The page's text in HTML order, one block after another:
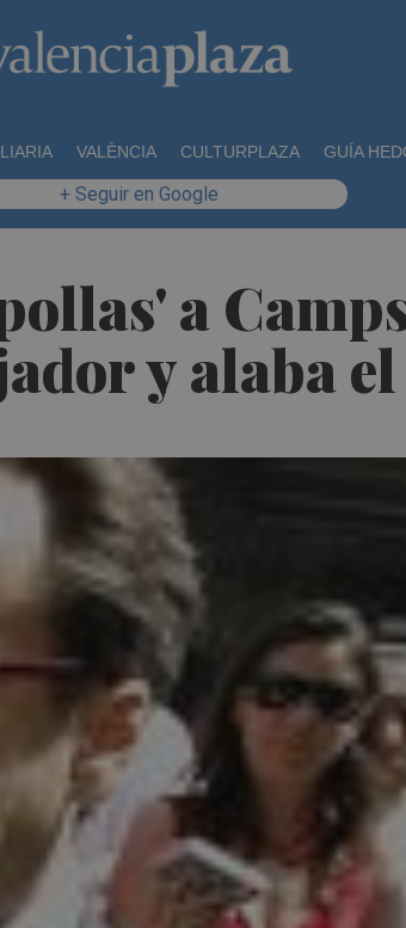
VALÈNCIA CULTURPLAZA GUÍA
+ Seguir en Google
a
y alaba